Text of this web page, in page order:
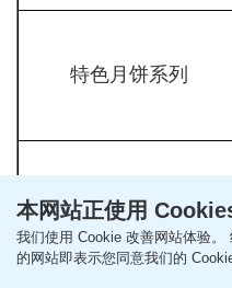
特色月饼系列
本网站正使用
我们使用 Cookie 改善网站体验。
的网站即表示您同意我们的